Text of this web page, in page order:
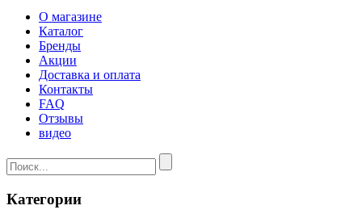
О магазине
Каталог
Бренды
Акции
Доставка и оплата
Контакты
FAQ
Отзывы
видео
Категории